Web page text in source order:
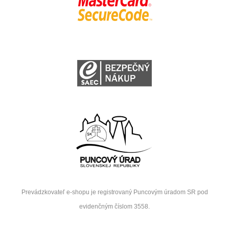
Prevádzkovateľ e-shopu je registrovaný Puncovým úradom SR pod
evidenčným číslom 3558.